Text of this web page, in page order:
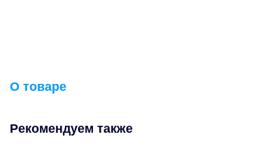
О товаре
Рекомендуем также